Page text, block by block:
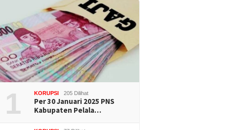
1 KORUPSI 205 Dilihat
Per 30 Januari 2025 PNS
Kabupaten Pelala…